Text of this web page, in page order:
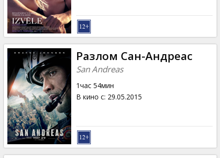
Разлом Сан-Андреас
San Andreas
1час 54мин
В кино с: 29.05.2015